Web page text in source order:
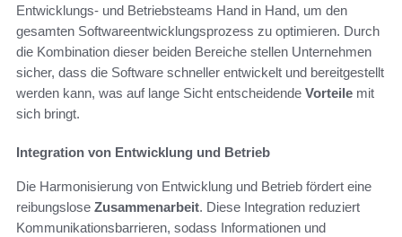
Entwicklungs- und Betriebsteams Hand in Hand, um den
gesamten Softwareentwicklungsprozess zu optimieren. Durch
die Kombination dieser beiden Bereiche stellen Unternehmen
sicher, dass die Software schneller entwickelt und bereitgestellt
werden kann, was auf lange Sicht entscheidende Vorteile mit
sich bringt.
Integration von Entwicklung und Betrieb
Die Harmonisierung von Entwicklung und Betrieb fördert eine
reibungslose Zusammenarbeit. Diese Integration reduziert
Kommunikationsbarrieren, sodass Informationen und